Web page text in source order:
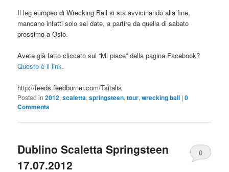
Il leg europeo di Wrecking Ball si sta avvicinando alla fine,
mancano infatti solo sei date, a partire da quella di sabato
prossimo a Oslo.
Avete già fatto cliccato sul “Mi piace” della pagina Facebook?
Questo è il link.
http://feeds.feedburner.com/Tsitalia
Posted in 2012,scaletta,springsteen,tour,wrecking ball |0
Comments
Dublino Scaletta Springsteen
17.07.2012
0